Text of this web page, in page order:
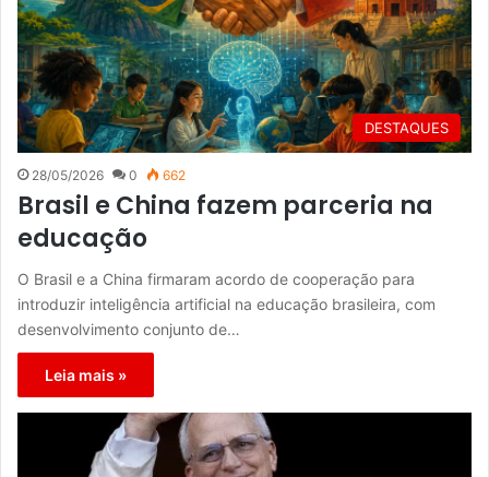
DESTAQUES
28/05/2026 0 662
Brasil e China fazem parceria na
educação
O Brasil e a China firmaram acordo de cooperação para
introduzir inteligência artificial na educação brasileira, com
desenvolvimento conjunto de…
Leia mais »